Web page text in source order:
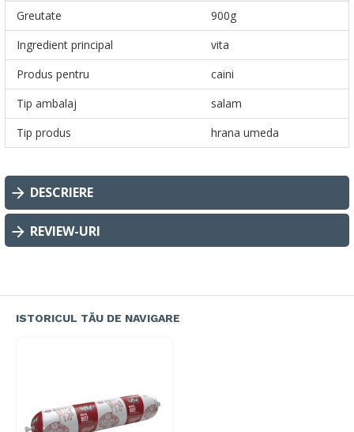
Greutate
900g
Ingredient principal
vita
Produs pentru
caini
Tip ambalaj
salam
Tip produs
hrana umeda
DESCRIERE
REVIEW-URI
ISTORICUL TĂU DE NAVIGARE